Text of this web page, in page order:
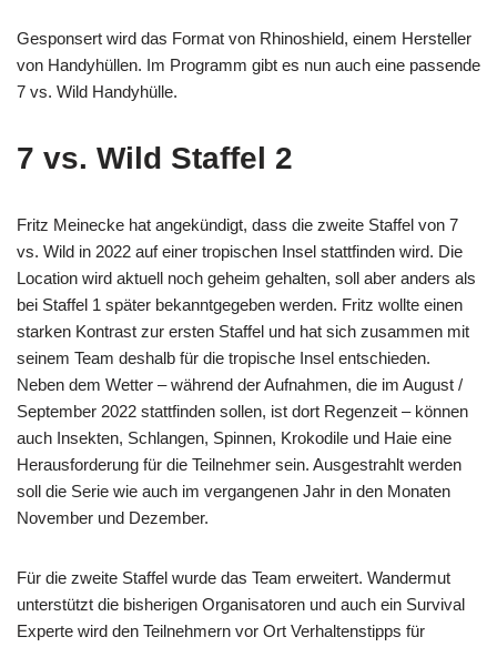
Gesponsert wird das Format von Rhinoshield, einem Hersteller
von Handyhüllen. Im Programm gibt es nun auch eine passende
7 vs. Wild Handyhülle.
7 vs. Wild Staffel 2
Fritz Meinecke hat angekündigt, dass die zweite Staffel von 7
vs. Wild in 2022 auf einer tropischen Insel stattfinden wird. Die
Location wird aktuell noch geheim gehalten, soll aber anders als
bei Staffel 1 später bekanntgegeben werden. Fritz wollte einen
starken Kontrast zur ersten Staffel und hat sich zusammen mit
seinem Team deshalb für die tropische Insel entschieden.
Neben dem Wetter – während der Aufnahmen, die im August /
September 2022 stattfinden sollen, ist dort Regenzeit – können
auch Insekten, Schlangen, Spinnen, Krokodile und Haie eine
Herausforderung für die Teilnehmer sein. Ausgestrahlt werden
soll die Serie wie auch im vergangenen Jahr in den Monaten
November und Dezember.
Für die zweite Staffel wurde das Team erweitert. Wandermut
unterstützt die bisherigen Organisatoren und auch ein Survival
Experte wird den Teilnehmern vor Ort Verhaltenstipps für